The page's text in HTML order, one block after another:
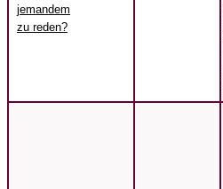
jemandem
zu reden?